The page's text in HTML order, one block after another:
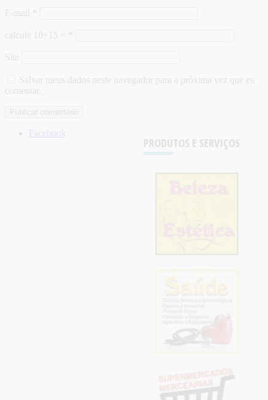
E-mail
calcule 10+15 =
Site
Salvar meus dados neste navegador para a próxima vez que eu
comentar.
PRODUTOS E SERVIÇOS
Facebook